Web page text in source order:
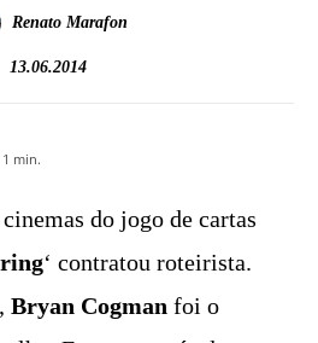
Renato Marafon
13.06.2014
min.
do jogo de cartas
‘ contratou roteirista.
Bryan Cogman foi o